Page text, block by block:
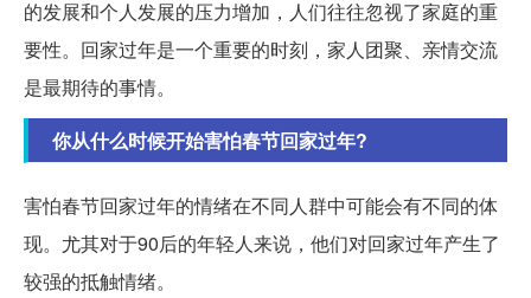
的发展和个人发展的压力增加，人们往往忽视了家庭的重
要性。回家过年是一个重要的时刻，家人团聚、亲情交流
是最期待的事情。
你从什么时候开始害怕春节回家过年?
害怕春节回家过年的情绪在不同人群中可能会有不同的体
现。尤其对于90后的年轻人来说，他们对回家过年产生了
较强的抵触情绪。